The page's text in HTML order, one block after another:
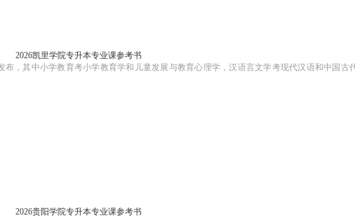
2026凯里学院专升本专业课参考书
布，其中小学教育考小学教育学和儿童发展与教育心理学，汉语言文学考现代汉语和中国古
2026贵阳学院专升本专业课参考书